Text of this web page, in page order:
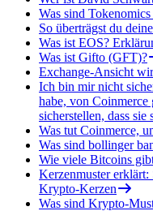
Was sind
So überträgst du
Was ist EOS?
Was ist Gifto (GFT)?
Exchange-Ansicht
Ich bin mir nicht
habe, von Coinmerce
sicherstellen, dass sie
Was tut Coinmerce,
Was sind bollinger
Wie viele Bitcoins
Kerzenmuster
Krypto-Kerzen
Was sind Krypto-